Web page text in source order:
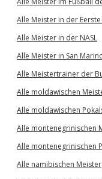
Alle Meister in der
Alle Meister in der NASL
Alle Meister in San
Alle Meistertrainer der
Alle moldawischen
Alle moldawischen
Alle montenegrinischen
Alle montenegrinischen
Alle namibischen Meister